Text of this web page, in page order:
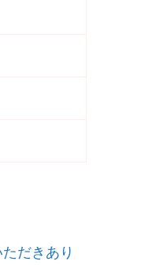
だきあり